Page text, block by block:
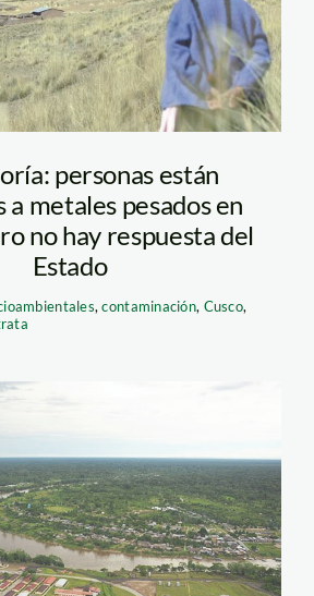
personas están
a metales pesados en
no hay respuesta del
Estado
,contaminación, Cusco,